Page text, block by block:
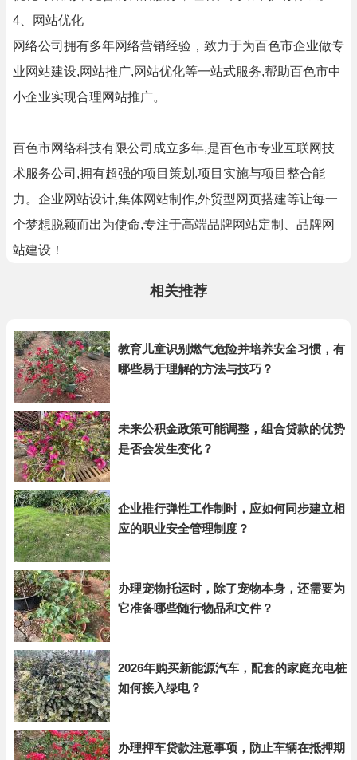
4、网站优化
网络公司拥有多年网络营销经验，致力于为百色市企业做专
业网站建设,网站推广,网站优化等一站式服务,帮助百色市中
小企业实现合理网站推广。
百色市网络科技有限公司成立多年,是百色市专业互联网技
术服务公司,拥有超强的项目策划,项目实施与项目整合能
力。企业网站设计,集体网站制作,外贸型网页搭建等让每一
个梦想脱颖而出为使命,专注于高端品牌网站定制、品牌网
站建设！
相关推荐
教育儿童识别燃气危险并培养安全习惯，有
哪些易于理解的方法与技巧？
未来公积金政策可能调整，组合贷款的优势
是否会发生变化？
企业推行弹性工作制时，应如何同步建立相
应的职业安全管理制度？
办理宠物托运时，除了宠物本身，还需要为
它准备哪些随行物品和文件？
2026年购买新能源汽车，配套的家庭充电桩
如何接入绿电？
办理押车贷款注意事项，防止车辆在抵押期